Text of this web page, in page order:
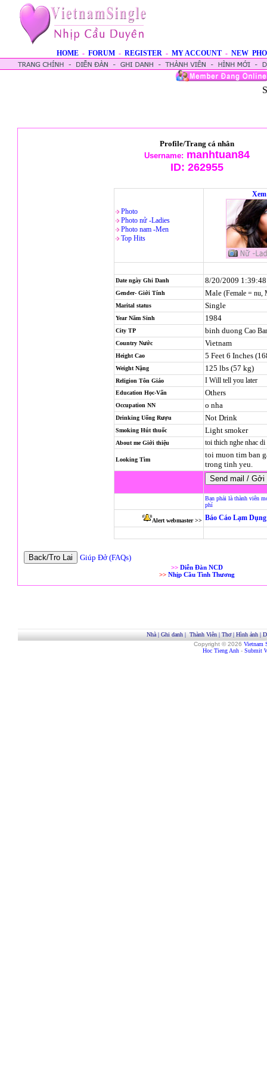
HOME - FORUM - REGISTER - MY ACCOUNT - NEW
Profile/Trang cá nhân
Username: manhtuan84
ID: 262955
Photo
Photo nử -Ladies
Photo nam -Men
Top Hits
Date ngày Ghi Danh 8/20/2009
Gender- Giới Tính Male (Female = nu,
Marital status Single
Year Năm Sinh 1984
City TP binh duong Cao
Country Nước Vietnam
Height Cao 5 Feet 6 Inches
Weight Nặng 125 lbs (57 kg)
Religion Tôn Giáo I Will tell you later
Education Học-Vấn Others
Occupation NN o nha
Drinking Uống Rượu Not Drink
Smoking Hút thuốc Light smoker
About me Giới thiệu toi thich nghe nhac
Looking Tìm
toi muon tim ban
trong tinh yeu.
Bạn phải là thành viên
phí
Alert webmaster >> Báo Cáo Lạm
Giúp Đở (FAQs)
>> Diễn Đàn NCD
>> Nhịp Cầu Tình Thương
Nhà| Ghi danh| Thành Viên| Thơ| Hình ảnh|
Copyright © 2026 Vietnam
Hoc Tieng Anh - Submit